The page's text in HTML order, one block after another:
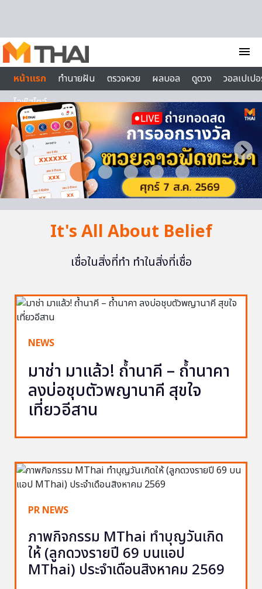
menu
หน้าแรก
ทำนายฝัน ตรวจหวย ผลบอล ดูดวง
วอลเปเป
ไลฟ์สไตล์
It's All About Belief
เชื่อในสิ่งที่ทำ ทำในสิ่งที่เชื่อ
NEWS
มาช่า มาแล้ว! ถ้ำนาคี – ถ้ำนาคา
ลงบ่อชุบตัวพญานาคี สุขใจ
เที่ยวอีสาน
PR NEWS
ภาพกิจกรรม MThai ทำบุญวันเกิด
ให้ (ลูกดวงรายปี 69 บนแอป
MThai) ประจำเดือนสิงหาคม 2569